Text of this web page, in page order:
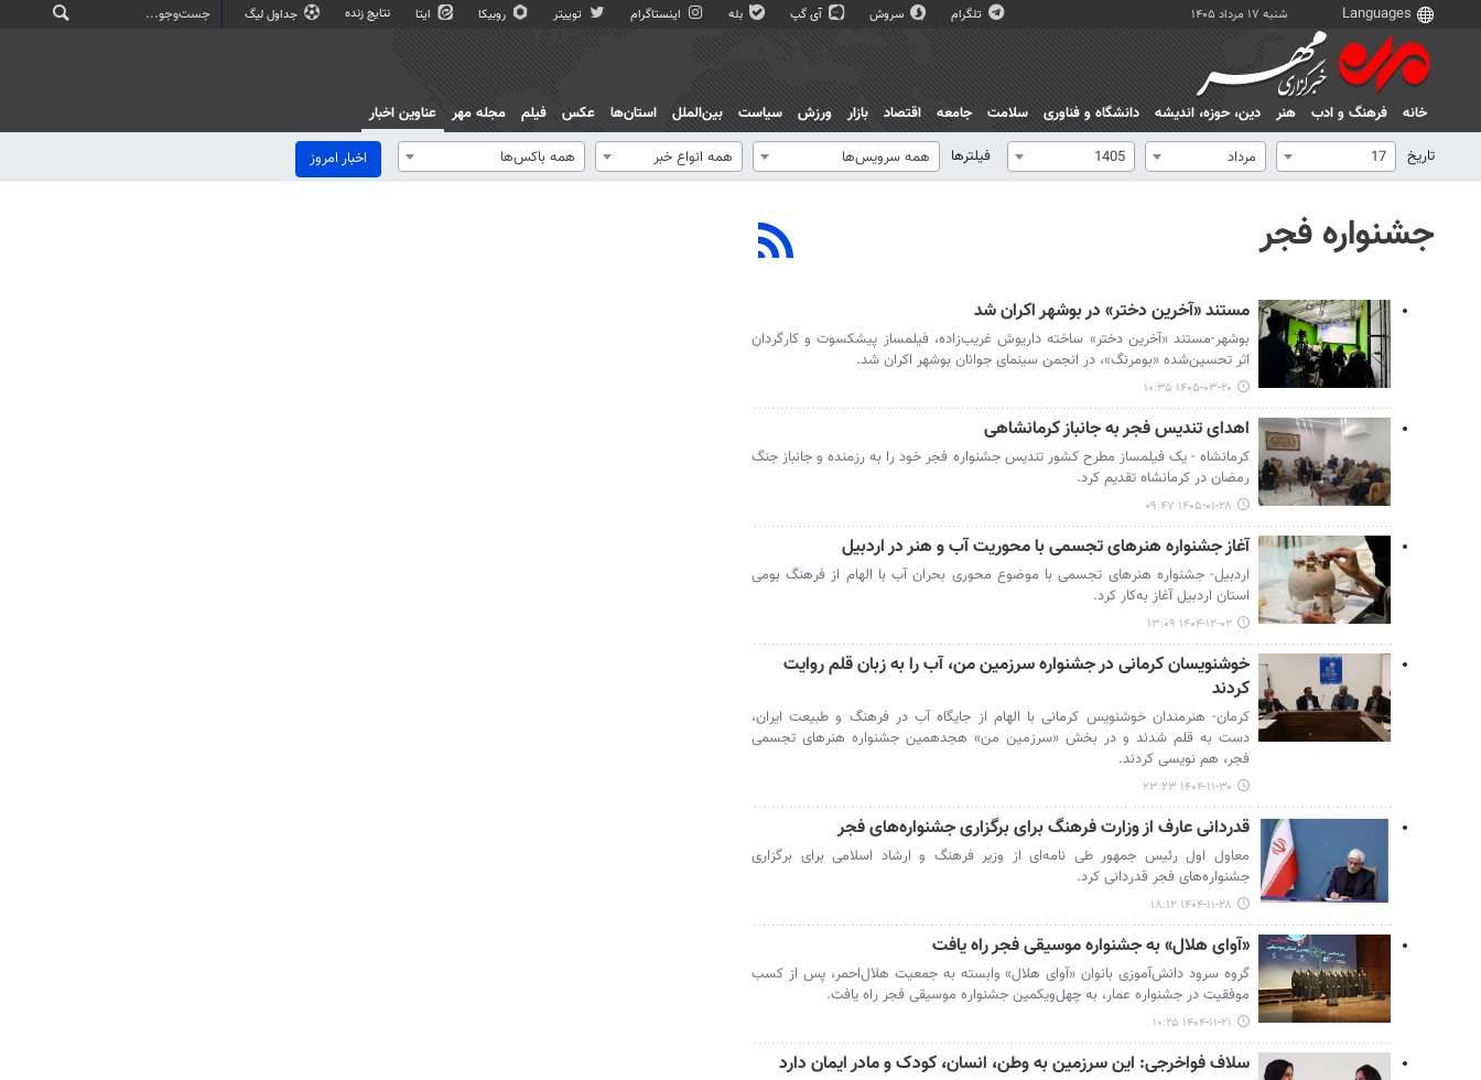
شنبه ۱۷ مرداد ۱۴۰۵ تلگرام سروش آی گپ بله اینستاگرام توییتر روبیکا ایتا نتایج زنده جداول لیگ
خانه فرهنگ و ادب هنر دين، حوزه، انديشه دانشگاه و فناوری سلامت جامعه اقتصاد بازار ورزش سیاست بین‌الملل استان‌ها عکس فیلم مجله مهر
عناوین اخبار
تاریخ
17 مرداد 1405 فیلترها همه سرویس‌ها همه انواع خبر همه باکس‌ها اخبار امروز
جشنواره فجر
مستند «آخرین دختر» در بوشهر اکران شد
بوشهر-مستند «آخرین دختر» ساخته داریوش غریب‌زاده، فیلمساز پیشکسوت و کارگردان
اثر تحسین‌شده «بومرنگ»، در انجمن سینمای جوانان بوشهر اکران شد.
۱۴۰۵-۰۳-۲۰ ۱۰:۳۵
اهدای تندیس فجر به جانباز کرمانشاهی
کرمانشاه - یک فیلمساز مطرح کشور تندیس جشنواره فجر خود را به رزمنده و جانباز جنگ
رمضان در کرمانشاه تقدیم کرد.
۱۴۰۵-۰۱-۲۸ ۰۹:۴۷
آغاز جشنواره هنرهای تجسمی با محوریت آب و هنر در اردبیل
اردبیل- جشنواره هنرهای تجسمی با موضوع محوری بحران آب با الهام از فرهنگ بومی
استان اردبیل آغاز به‌کار کرد.
۱۴۰۴-۱۲-۰۲ ۱۳:۰۹
خوشنویسان کرمانی در جشنواره سرزمین من، آب را به زبان قلم روایت
کردند
کرمان- هنرمندان خوشنویس کرمانی با الهام از جایگاه آب در فرهنگ و طبیعت ایران،
دست به قلم شدند و در بخش «سرزمین من» هجدهمین جشنواره هنرهای تجسمی
فجر، هم‌ نویسی کردند.
۱۴۰۴-۱۱-۳۰ ۲۳:۲۳
قدردانی عارف از وزارت فرهنگ برای برگزاری جشنواره‌های فجر
معاول اول رئیس جمهور طی نامه‌ای از وزیر فرهنگ و ارشاد اسلامی برای برگزاری
جشنواره‌های فجر قدردانی کرد.
۱۴۰۴-۱۱-۲۸ ۱۸:۱۲
«آوای هلال» به جشنواره موسیقی فجر راه یافت
گروه سرود دانش‌آموزی بانوان «آوای هلال» وابسته به جمعیت هلال‌احمر، پس از کسب
موفقیت در جشنواره عمار، به چهل‌ویکمین جشنواره موسیقی فجر راه یافت.
۱۴۰۴-۱۱-۲۱ ۱۰:۲۵
سلاف فواخرجی: این سرزمین به وطن، انسان، کودک و مادر ایمان دارد